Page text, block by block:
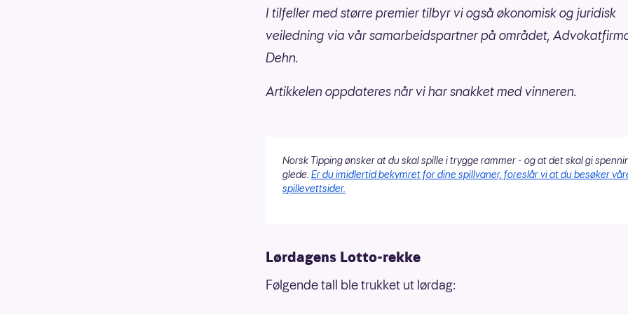
I tilfeller med større premier tilbyr vi også økonomisk og juridisk
veiledning via vår samarbeidspartner på området,
Dehn.
Artikkelen oppdateres når vi har snakket med vinneren.
Norsk Tipping ønsker at du skal spille i trygge rammer - og at det skal gi
glede. Er du imidlertid bekymret for dine spillvaner, foreslår vi at du besøker
spillevettsider.
Lørdagens Lotto-rekke
Følgende tall ble trukket ut lørdag: